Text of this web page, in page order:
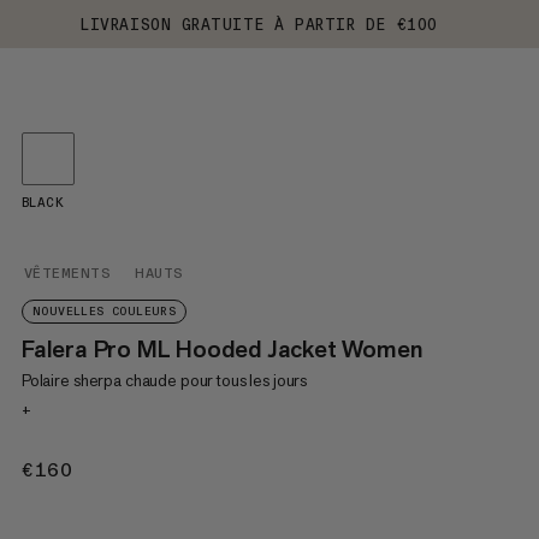
LIVRAISON GRATUITE À PARTIR DE €100
VÊTEMENTS HAUTS
NOUVELLES COULEURS
Falera Pro ML Hooded Jacket Women
Polaire sherpa chaude pour tous les jours
+
€160
BLACK